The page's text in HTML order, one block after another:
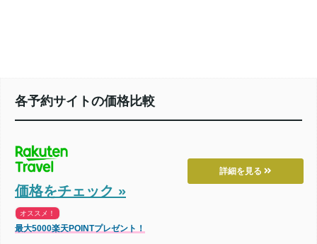
各予約サイトの価格比較
詳細を見る
価格をチェック »
オススメ！
最大5000楽天POINTプレゼント！